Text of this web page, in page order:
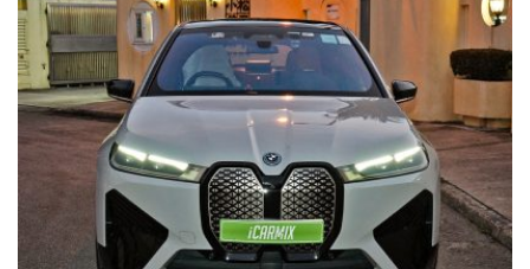
【再向經典致敬!! Suzuki Jimny
【真正碳為觀止!! McLaren